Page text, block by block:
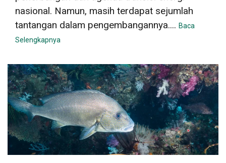
nasional. Namun, masih terdapat sejumlah
tantangan dalam pengembangannya.... Baca
Selengkapnya